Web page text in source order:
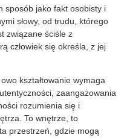
sposób jako fakt osobisty i
słowy, od trudu, którego
związane ściśle z
człowiek się określa, z jej
kształtowanie wymaga
zaangażowania
rozumienia się i
To wnętrze, to
przestrzeń, gdzie mogą